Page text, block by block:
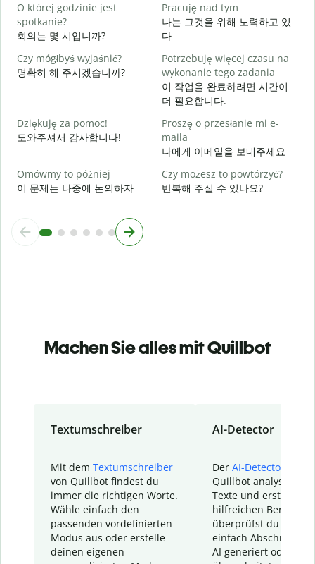
O której godzinie jest
spotkanie?
회의는 몇 시입니까?
Pracuję nad tym
나는 그것을 위해 노력하고 있
다
Czy mógłbyś wyjaśnić?
명확히 해 주시겠습니까?
Potrzebuję więcej czasu na
wykonanie tego zadania
이 작업을 완료하려면 시간이
더 필요합니다.
Dziękuję za pomoc!
도와주셔서 감사합니다!
Proszę o przesłanie mi e-
maila
나에게 이메일을 보내주세요
Omówmy to później
이 문제는 나중에 논의하자
Czy możesz to powtórzyć?
반복해 주실 수 있나요?
Machen Sie alles mit Quillbot
Textumschreiber
Mit dem Textumschreiber
von Quillbot findest du
immer die richtigen Worte.
Wähle einfach den
passenden vordefinierten
Modus aus oder erstelle
deinen eigenen
AI-Detector
Der AI-Detector
Quillbot analysiert
Texte und erstellt
hilfreichen Bericht.
überprüfst du
einfach Abschnitte,
AI generiert oder